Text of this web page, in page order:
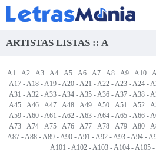
ARTISTAS LISTAS :: A
A1 -A2 -A3 -A4 -A5 -A6 -A7 -A8 -A9 -A10 -
A17 -A18 -A19 -A20 -A21 -A22 -A23 -A24 -
A31 -A32 -A33 -A34 -A35 -A36 -A37 -A38 -
A45 -A46 -A47 -A48 -A49 -A50 -A51 -A52 -
A59 -A60 -A61 -A62 -A63 -A64 -A65 -A66 -
A73 -A74 -A75 -A76 -A77 -A78 -A79 -A80 -
A87 -A88 -A89 -A90 -A91 -A92 -A93 -A94 -
A101 -A102-A103-A104-A105-